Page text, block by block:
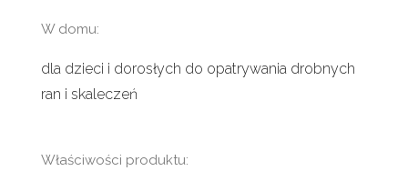
W domu:
dla dzieci i dorosłych do opatrywania drobnych
ran i skaleczeń
Właściwości produktu: